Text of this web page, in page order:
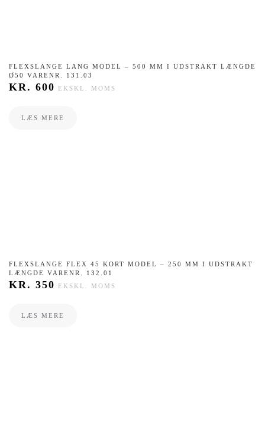
FLEXSLANGE LANG MODEL – 500 MM I UDSTRAKT LÆNGDE
Ø50 VARENR. 131.03
KR. 600 EKSKL. MOMS
LÆS MERE
FLEXSLANGE FLEX 45 KORT MODEL – 250 MM I UDSTRAKT
LÆNGDE VARENR. 132.01
KR. 350 EKSKL. MOMS
LÆS MERE